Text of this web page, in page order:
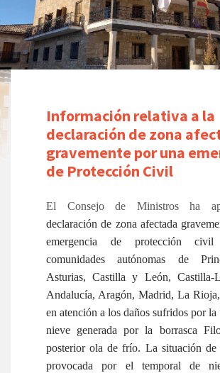
Información relativa a la
declaración de zona
gravemente por una
de Protección Civil
El Consejo de Ministros ha
declaración de zona afectada
emergencia de protección
comunidades autónomas de
Asturias, Castilla y León, Castilla-
Andalucía, Aragón, Madrid, La
en atención a los daños sufridos por la
nieve generada por la borrasca
posterior ola de frío. La situación de
provocada por el temporal de